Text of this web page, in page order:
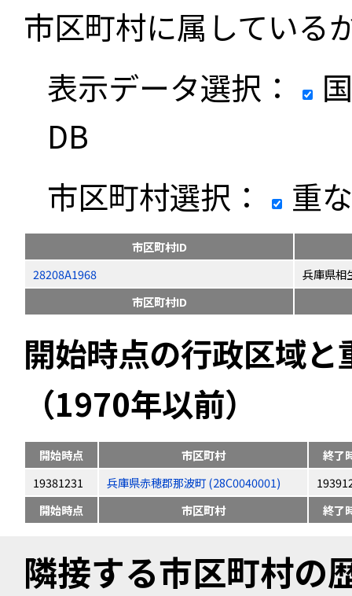
市区町村に属している
表示データ選択：
DB
市区町村選択：
重
市区町村ID
28208A1968
兵庫県相
市区町村ID
開始時点の行政区域
（1970年以前）
開始時点 市区町村
終了
19381231
兵庫県赤穂郡那波町 (28C0040001)
開始時点
市区町村 終了
隣接する市区町村の